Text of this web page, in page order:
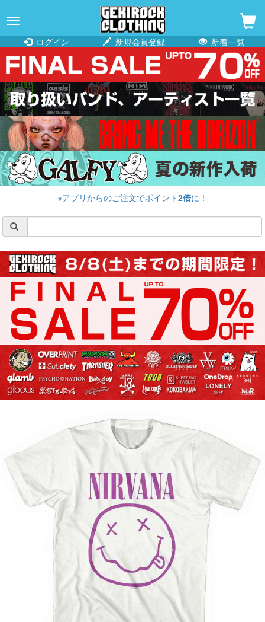
navigation
ログイン
新規会員登録 新着一覧
※アプリからのご注文でポイント2倍に！